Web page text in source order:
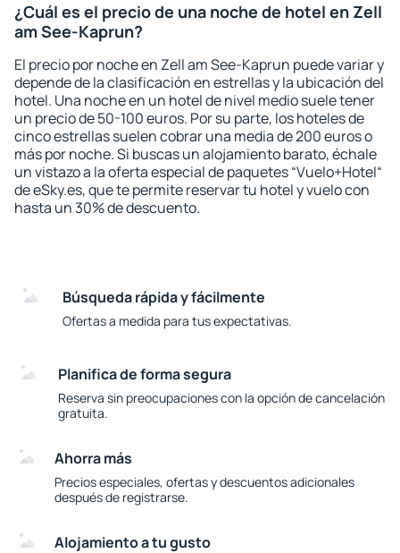
¿Cuál es el precio de una noche de hotel en Zell
am See-Kaprun?
El precio por noche en Zell am See-Kaprun puede variar y
depende de la clasificación en estrellas y la ubicación del
hotel. Una noche en un hotel de nivel medio suele tener
un precio de 50-100 euros. Por su parte, los hoteles de
cinco estrellas suelen cobrar una media de 200 euros o
más por noche. Si buscas un alojamiento barato, échale
un vistazo a la oferta especial de paquetes “Vuelo+Hotel“
de eSky.es, que te permite reservar tu hotel y vuelo con
hasta un 30% de descuento.
Búsqueda rápida y fácilmente
Ofertas a medida para tus expectativas.
Planifica de forma segura
Reserva sin preocupaciones con la opción de cancelación
gratuita.
Ahorra más
Precios especiales, ofertas y descuentos adicionales
después de registrarse.
Alojamiento a tu gusto